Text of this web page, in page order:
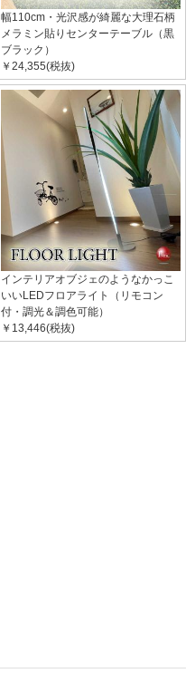
幅110cm・光沢感が綺麗な大理石柄
メラミン貼りセンターテーブル（黒
ブラック）
￥24,355(税抜)
インテリアオブジェのようなかっこ
いいLEDフロアライト（リモコン
付・調光＆調色可能）
￥13,446(税抜)